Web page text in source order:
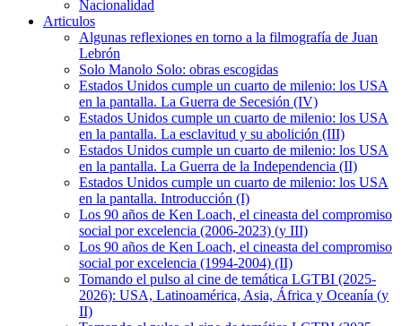
Nacionalidad
Articulos
Algunas reflexiones en torno a la filmografía de Juan
Lebrón
Solo Manolo Solo: obras escogidas
Estados Unidos cumple un cuarto de milenio: los USA
en la pantalla. La Guerra de Secesión (IV)
Estados Unidos cumple un cuarto de milenio: los USA
en la pantalla. La esclavitud y su abolición (III)
Estados Unidos cumple un cuarto de milenio: los USA
en la pantalla. La Guerra de la Independencia (II)
Estados Unidos cumple un cuarto de milenio: los USA
en la pantalla. Introducción (I)
Los 90 años de Ken Loach, el cineasta del compromiso
social por excelencia (2006-2023) (y III)
Los 90 años de Ken Loach, el cineasta del compromiso
social por excelencia (1994-2004) (II)
Tomando el pulso al cine de temática LGTBI (2025-
2026): USA, Latinoamérica, Asia, África y Oceanía (y
II)